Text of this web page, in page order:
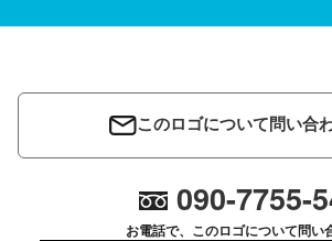
このロゴについて問い合
090-7755-
お電話で、このロゴについて問い